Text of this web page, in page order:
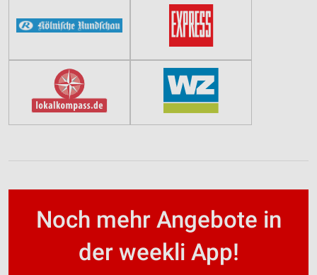
Noch mehr Angebote in
der weekli App!